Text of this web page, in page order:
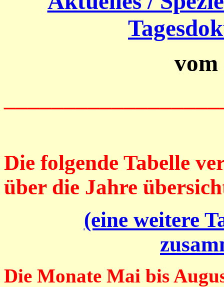
vom
Die folgende Tabelle
über die Jahre
(eine weitere
Die Monate Mai bis